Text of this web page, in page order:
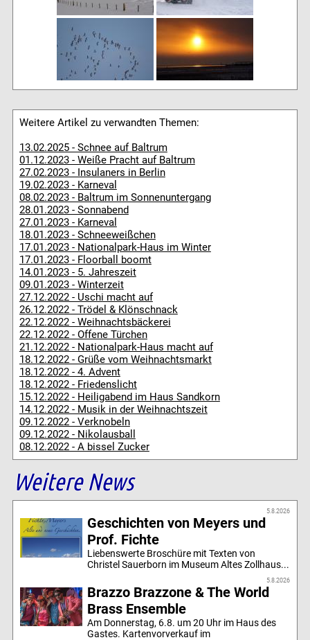
Weitere Artikel zu verwandten Themen:
13.02.2025 - Schnee auf Baltrum
01.12.2023 - Weiße Pracht auf Baltrum
27.02.2023 - Insulaners in Berlin
19.02.2023 - Karneval
08.02.2023 - Baltrum im Sonnenuntergang
28.01.2023 - Sonnabend
27.01.2023 - Karneval
18.01.2023 - Schneeweißchen
17.01.2023 - Nationalpark-Haus im Winter
17.01.2023 - Floorball boomt
14.01.2023 - 5. Jahreszeit
09.01.2023 - Winterzeit
27.12.2022 - Uschi macht auf
26.12.2022 - Trödel & Klönschnack
22.12.2022 - Weihnachtsbäckerei
22.12.2022 - Offene Türchen
21.12.2022 - Nationalpark-Haus macht auf
18.12.2022 - Grüße vom Weihnachtsmarkt
18.12.2022 - 4. Advent
18.12.2022 - Friedenslicht
15.12.2022 - Heiligabend im Haus Sandkorn
14.12.2022 - Musik in der Weihnachtszeit
09.12.2022 - Verknobeln
09.12.2022 - Nikolausball
08.12.2022 - A bissel Zucker
Weitere News
5.8.2026
Geschichten von Meyers und
Prof. Fichte
Liebenswerte Broschüre mit Texten von
Christel Sauerborn im Museum Altes Zollhaus...
5.8.2026
Brazzo Brazzone & The World
Brass Ensemble
Am Donnerstag, 6.8. um 20 Uhr im Haus des
Gastes. Kartenvorverkauf im